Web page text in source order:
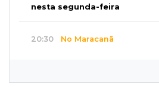
nesta segunda-feira
20:30 No Maracanã